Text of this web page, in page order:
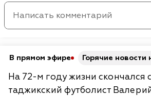
В прямом эфире Горячие новости
На 72-м году жизни скончался
таджикский футболист